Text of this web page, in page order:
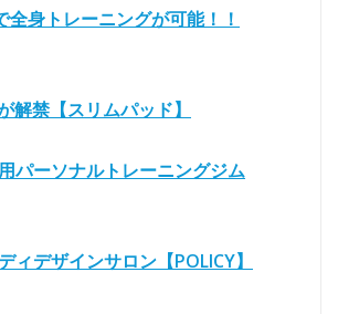
全身トレーニングが可能！！
解禁【スリムパッド】
パーソナルトレーニングジム
ィデザインサロン【POLICY】